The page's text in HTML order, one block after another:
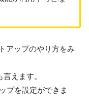
アップのやり方をみ
えます。
プを設定ができま